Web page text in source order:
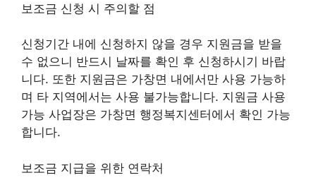
보조금 신청 시 주의할 점
신청기간 내에 신청하지 않을 경우 지원금을 받을
수 없으니 반드시 날짜를 확인 후 신청하시기 바랍
니다. 또한 지원금은 가창면 내에서만 사용 가능하
며 타 지역에서는 사용 불가능합니다. 지원금 사용
가능 사업장은 가창면 행정복지센터에서 확인 가능
합니다.
보조금 지급을 위한 연락처